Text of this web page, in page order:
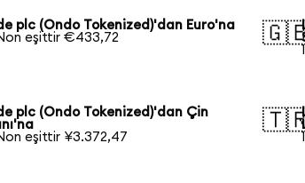
plc (Ondo Tokenized)'dan Euro'na
eşittir €433,72
plc (Ondo Tokenized)'dan Çin
eşittir ¥3.372,47